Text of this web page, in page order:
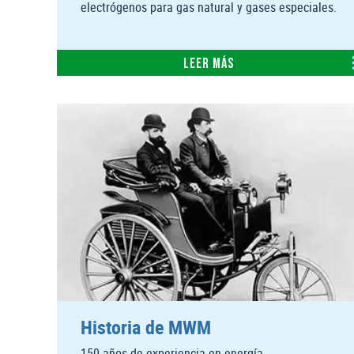
electrógenos para gas natural y gases especiales.
Leer más
Historia de MWM